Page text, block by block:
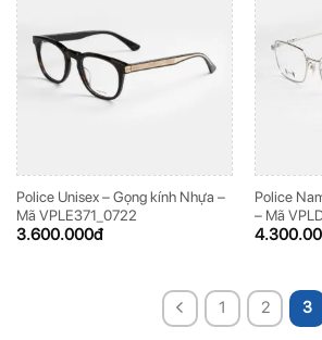
Police Unisex – Gọng kính Nhựa –
Mã VPLE371_0722
3.600.000đ
Police
– Mã
1 2 3
ĐĂNG KÝ NGAY ĐỂ
Những thông tin hữu ích & ưu đãi đặc biệt
cho bạn!
ĐĂNG KÝ
ĐĂNG KÝ NGAY ĐỂ
Những thông tin hữu ích và ưu đãi quà tặng
cho bạn!
ĐĂNG KÝ